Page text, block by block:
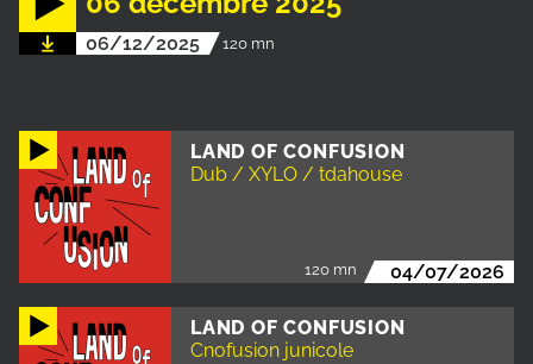
LAND OF CONFUSION
Dub / XYLO / tdahouse
120 mn 04/07/2026
LAND OF CONFUSION
Cnofusion junicole
06/12/2025 120 mn